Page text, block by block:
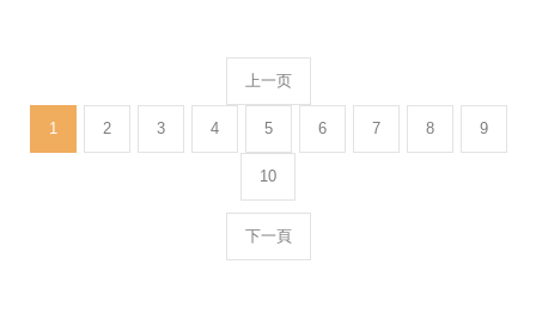
上一页
1 2 3 4 5 6 7 8 9
10
下一頁